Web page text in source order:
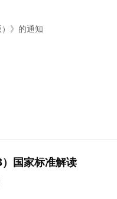
》的通知
国家标准解读